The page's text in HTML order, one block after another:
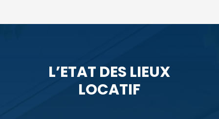
L’ETAT DES LIEUX
LOCATIF